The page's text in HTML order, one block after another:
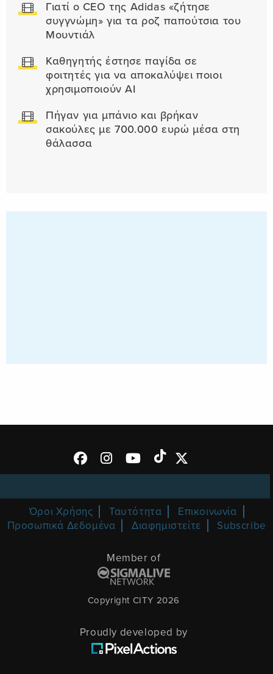
Γιατί ο CEO της Adidas «ζήτησε
συγγνώμη» για τα ροζ παπούτσια του
Μουντιάλ
Καθηγητής έστησε παγίδα σε
φοιτητές για να αποκαλύψει ποιοι
χρησιμοποιούν AI
Πήγαν για μπάνιο και βρήκαν
σακούλες με 700.000 ευρώ μέσα στη
θάλασσα
Όροι Χρήσης Ταυτότητα
Επικοινωνία
Προσωπικά Δεδομένα
Διαφημιστείτε Subscribe
Member of
Copyright CITY 2026
Proudly developed by